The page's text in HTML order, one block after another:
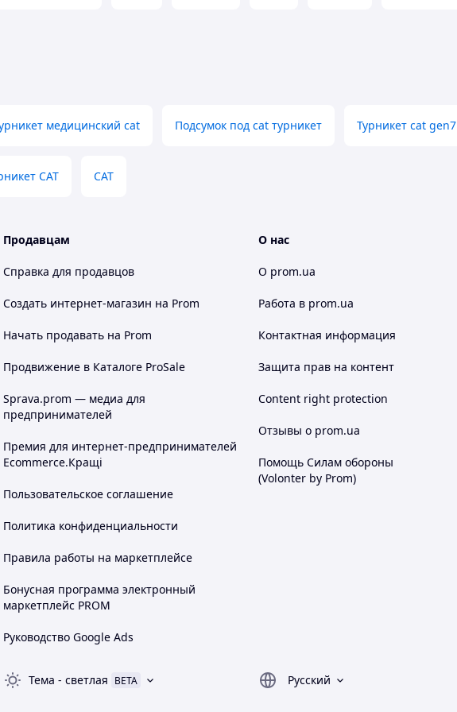
медицинский cat Подсумок под cat турникет Турникет cat gen7
CAT CAT
Продавцам
Справка для продавцов
Создать интернет-магазин на Prom
Начать продавать на Prom
Продвижение в Каталоге ProSale
Sprava.prom — медиа для
предпринимателей
Премия для интернет-предпринимателей
Ecommerce.Кращі
Пользовательское соглашение
Политика конфиденциальности
Правила работы на маркетплейсе
Бонусная программа электронный
маркетплейс PROM
Руководство Google Ads
О нас
О prom.ua
Работа в prom.ua
Контактная информация
Защита прав на контент
Content right protection
Отзывы о prom.ua
Помощь Силам обороны
(Volonter by Prom)
Тема - светлая BETA
Русский